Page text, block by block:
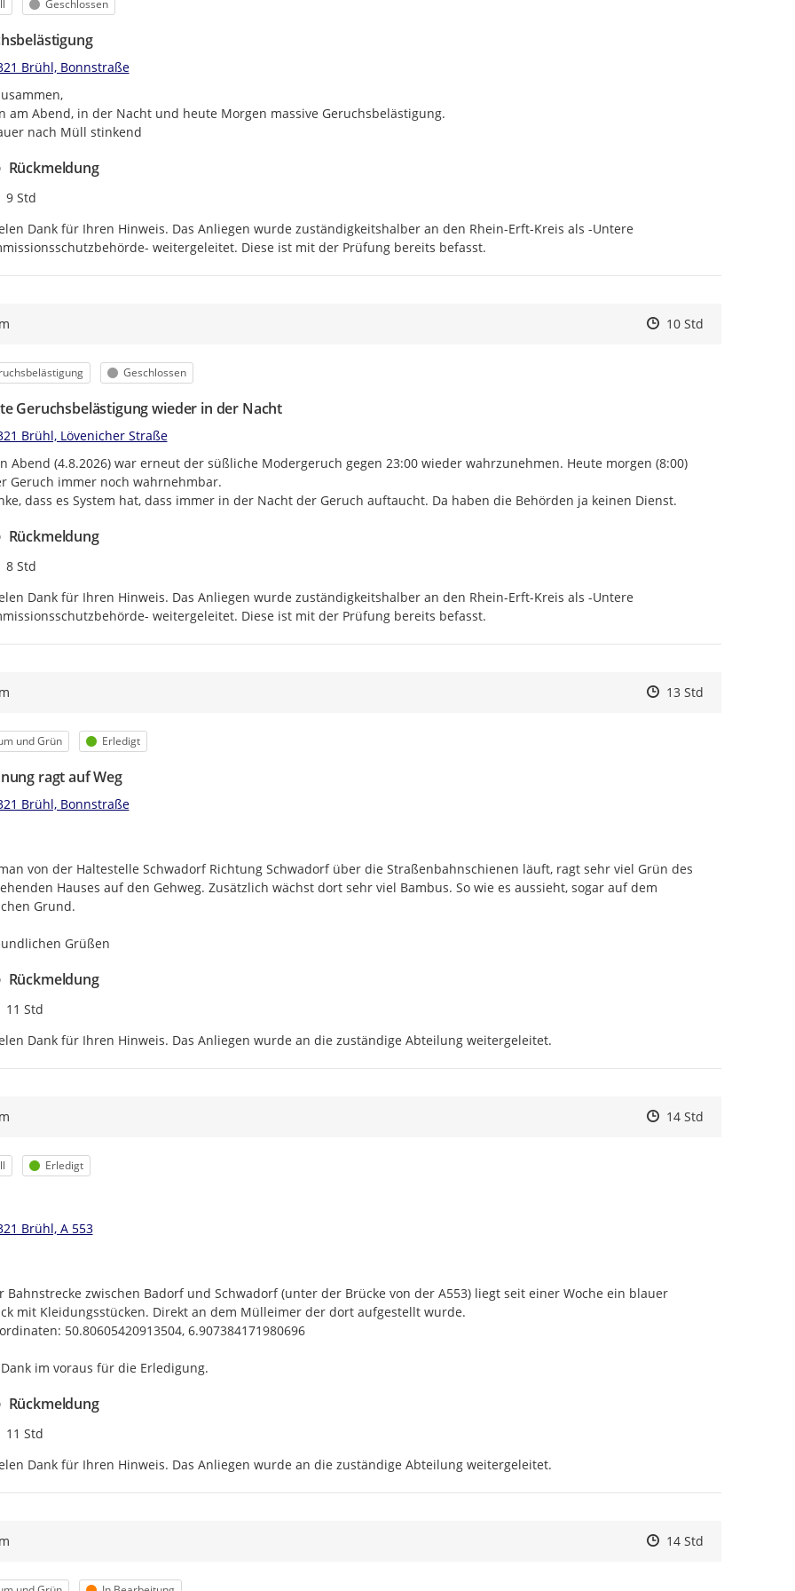
Status
Geschlossen
Brühl, Bonnstraße
am Abend, in der Nacht und heute Morgen massive Geruchsbelästigung.
nach Müll stinkend
Rückmeldung
Zeitpunkt des Erstellens
9 Std
Dank für Ihren Hinweis. Das Anliegen wurde zuständigkeitshalber an den Rhein-Erft-Kreis als -Untere
weitergeleitet. Diese ist mit der Prüfung bereits befasst.
Zeitpunkt des
Zeitpunkt des
10 StdZur Äußerung
Status
Geschlossen
Geruchsbelästigung wieder in der Nacht
Brühl, Lövenicher Straße
Abend (4.8.2026) war erneut der süßliche Modergeruch gegen 23:00 wieder wahrzunehmen. Heute morgen (8:00)
Geruch immer noch wahrnehmbar.
dass es System hat, dass immer in der Nacht der Geruch auftaucht. Da haben die Behörden ja keinen Dienst.
Rückmeldung
Zeitpunkt des Erstellens
8 Std
Dank für Ihren Hinweis. Das Anliegen wurde zuständigkeitshalber an den Rhein-Erft-Kreis als -Untere
weitergeleitet. Diese ist mit der Prüfung bereits befasst.
Zeitpunkt des
Zeitpunkt des
13 StdZur Äußerung
und Grün Status
Erledigt
ragt auf Weg
Brühl, Bonnstraße
von der Haltestelle Schwadorf Richtung Schwadorf über die Straßenbahnschienen läuft, ragt sehr viel Grün des
Hauses auf den Gehweg. Zusätzlich wächst dort sehr viel Bambus. So wie es aussieht, sogar auf dem
Grund.
Grüßen
Rückmeldung
Zeitpunkt des Erstellens
11 Std
Dank für Ihren Hinweis. Das Anliegen wurde an die zuständige Abteilung weitergeleitet.
Zeitpunkt des
Zeitpunkt des
14 StdZur Äußerung
Status
Erledigt
Brühl, A 553
Bahnstrecke zwischen Badorf und Schwadorf (unter der Brücke von der A553) liegt seit einer Woche ein blauer
mit Kleidungsstücken. Direkt an dem Mülleimer der dort aufgestellt wurde.
50.80605420913504, 6.907384171980696
im voraus für die Erledigung.
Rückmeldung
Zeitpunkt des Erstellens
11 Std
Dank für Ihren Hinweis. Das Anliegen wurde an die zuständige Abteilung weitergeleitet.
Zeitpunkt des
Zeitpunkt des
14 StdZur Äußerung